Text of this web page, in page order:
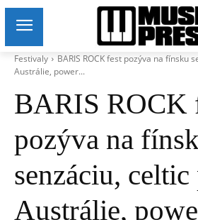
Festivaly
BARIS ROCK fest pozýva na fínsku
Austrálie, power...
BARIS ROCK
pozýva na
senzáciu,
Austrálie,